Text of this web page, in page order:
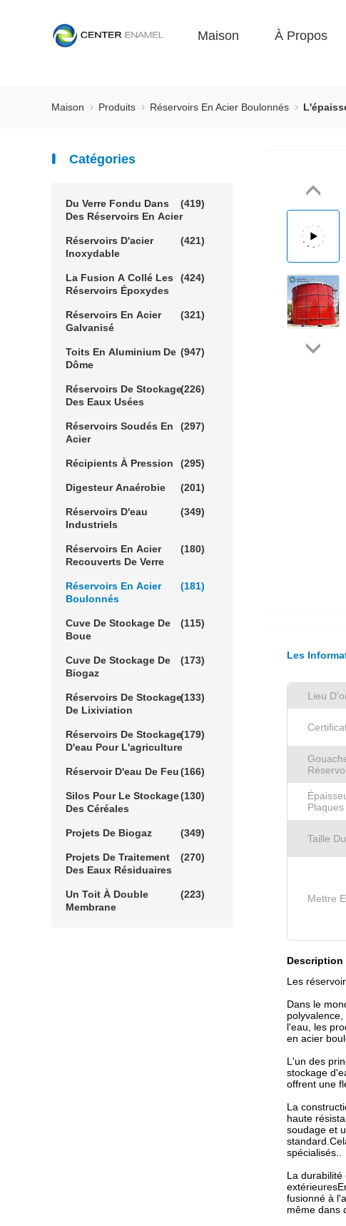
Maison À Propos
Maison Produits Réservoirs En Acier Boulonnés
Catégories
Du Verre Fondu Dans
Des Réservoirs En Acier
(419)
Réservoirs D'acier
Inoxydable
(421)
La Fusion A Collé Les
Réservoirs Époxydes
(424)
Réservoirs En Acier
Galvanisé
(321)
Toits En Aluminium De
Dôme
(947)
Réservoirs De Stockage
Des Eaux Usées
(226)
Réservoirs Soudés En
Acier
(297)
Récipients À Pression (295)
Digesteur Anaérobie (201)
Réservoirs D'eau
Industriels
(349)
Réservoirs En Acier
Recouverts De Verre
(180)
Réservoirs En Acier
Boulonnés
(181)
Cuve De Stockage De
Boue
(115)
Cuve De Stockage De
Biogaz
(173)
Réservoirs De Stockage
De Lixiviation
(133)
Réservoirs De Stockage
D'eau Pour L'agriculture
(179)
Réservoir D'eau De Feu(166)
Silos Pour Le Stockage
Des Céréales
(130)
Projets De Biogaz (349)
Projets De Traitement
Des Eaux Résiduaires
(270)
Un Toit À Double
Membrane
(223)
Les
Lieu
Taille
Mettre
Les
Dans le
l'eau, les
en acier
L'un des
stockage
offrent une
La
haute
soudage et
spécialisés..
La
fusionné à
même dans